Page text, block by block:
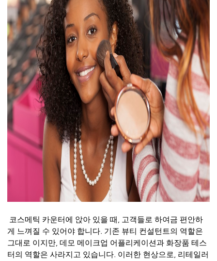
코스메틱 카운터에 앉아 있을 때, 고객들로 하여금 편안하
게 느껴질 수 있어야 합니다. 기존 뷰티 컨설턴트의 역할은
그대로 이지만, 데모 메이크업 어플리케이션과 화장품 테스
터의 역할은 사라지고 있습니다. 이러한 현상으로, 리테일러